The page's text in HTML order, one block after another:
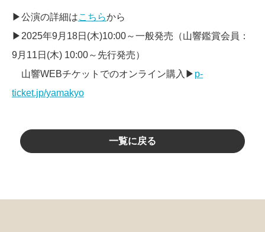
▶公演の詳細はこちらから
▶2025年9月 18日 (木)10:00～一般発売（山響鑑賞会員：
9月 11 日 (木) 10:00～先行発売）
山響WEBチケットでのオンライン購入▶ p-
ticket.jp/yamakyo
一覧に戻る